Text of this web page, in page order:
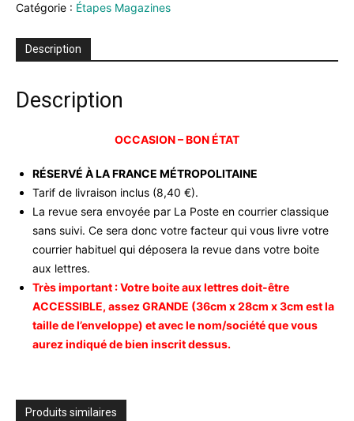
n°54
sept
99
occasion
Catégorie : Étapes Magazines
Description
Description
OCCASION – BON ÉTAT
RÉSERVÉ À LA FRANCE MÉTROPOLITAINE
Tarif de livraison inclus (8,40 €).
La revue sera envoyée par La Poste en courrier classique
sans suivi. Ce sera donc votre facteur qui vous livre votre
courrier habituel qui déposera la revue dans votre boite
aux lettres.
Très important : Votre boite aux lettres doit-être
ACCESSIBLE, assez GRANDE (36cm x 28cm x 3cm est la
taille de l’enveloppe) et avec le nom/société que vous
aurez indiqué de bien inscrit dessus.
Produits similaires